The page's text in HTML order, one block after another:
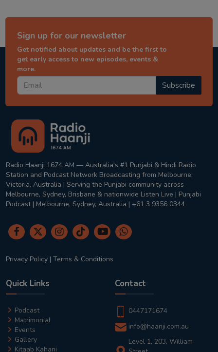
Sign up for our newsletter
Get notified about updates and be the first to
get early access to new episodes, events &
more.
Subscribe
Radio Haanji 1674 AM — Australia's #1 Punjabi & Hindi Radio
Station and Podcast Network Broadcasting from Melbourne,
Victoria, Australia | Serving the Punjabi community across
Melbourne, Sydney, Brisbane & nationwide Listen Live | Punjabi
Podcast | Melbourne, Sydney, Australia | +61 3 9356 0344
Privacy Policy | Terms & Conditions
Quick Links
Podcast
Matrimonial
Events
Gallery
Kitaab Kahani
Contact
0447171674
info@haanji.com.au
Level 1, 203, William